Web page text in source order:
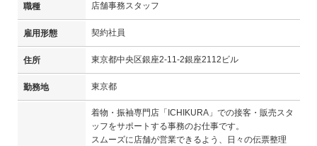
職種 店舗事務スタッフ
雇用形態 契約社員
住所 東京都中央区銀座2-11-2銀座2112ビル
勤務地 東京都
着物・振袖専門店「ICHIKURA」での接客・販売スタ
ッフをサポートする事務のお仕事です。
スムーズに店舗が営業できるよう、日々の伝票整理